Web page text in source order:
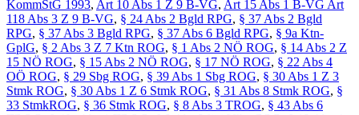
KommStG 1993, Art 10 Abs 1 Z 9 B-VG, Art 15 Abs 1 B-VG Art
118 Abs 3 Z 9 B-VG, § 24 Abs 2 Bgld RPG, § 37 Abs 2 Bgld
RPG, § 37 Abs 3 Bgld RPG, § 37 Abs 6 Bgld RPG, § 9a Ktn-
GplG, § 2 Abs 3 Z 7 Ktn ROG, § 1 Abs 2 NÖ ROG, § 14 Abs 2 Z
15 NÖ ROG, § 15 Abs 2 NÖ ROG, § 17 NÖ ROG, § 22 Abs 4
OÖ ROG, § 29 Sbg ROG, § 39 Abs 1 Sbg ROG, § 30 Abs 1 Z 3
Stmk ROG, § 30 Abs 1 Z 6 Stmk ROG, § 31 Abs 8 Stmk ROG, §
33 StmkROG, § 36 Stmk ROG, § 8 Abs 3 TROG, § 43 Abs 6